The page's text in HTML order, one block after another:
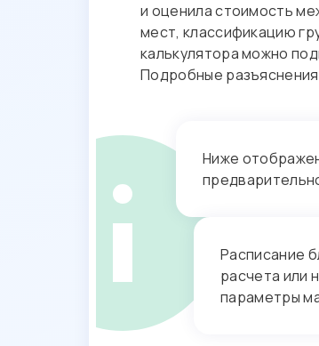
и оценила стоимость
мест, классификацию
калькулятора можно
Подробные
Ниже
Расписание
расчета или
параметры